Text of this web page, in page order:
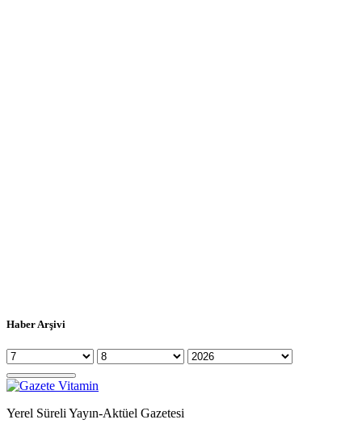
Haber Arşivi
Yerel Süreli Yayın-Aktüel Gazetesi